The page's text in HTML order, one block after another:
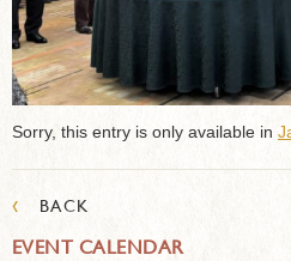
Sorry, this entry is only available in
‹ BACK
EVENT CALENDAR